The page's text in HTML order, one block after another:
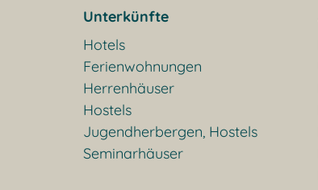
Unterkünfte
Hotels
Ferienwohnungen
Herrenhäuser
Hostels
Jugendherbergen, Hostels
Seminarhäuser